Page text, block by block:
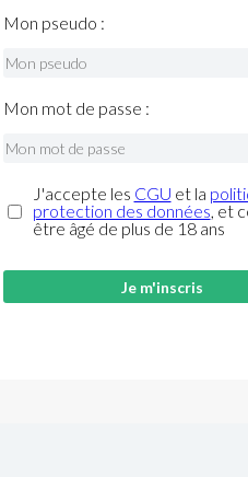
Mon pseudo :
Mon mot de passe :
J'accepte les CGU et la
protection des données, et
être âgé de plus de 18 ans